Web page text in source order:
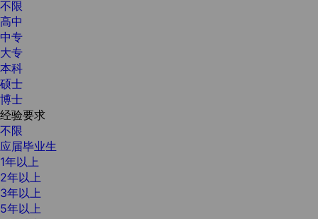
不限
高中
中专
大专
本科
硕士
博士
经验要求
不限
应届毕业生
1年以上
2年以上
3年以上
5年以上